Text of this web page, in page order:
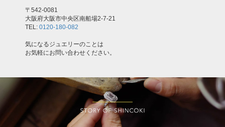
〒542-0081
大阪府大阪市中央区南船場2-7-21
TEL: 0120-180-082
気になるジュエリーのことは
お気軽にお問い合わせください。